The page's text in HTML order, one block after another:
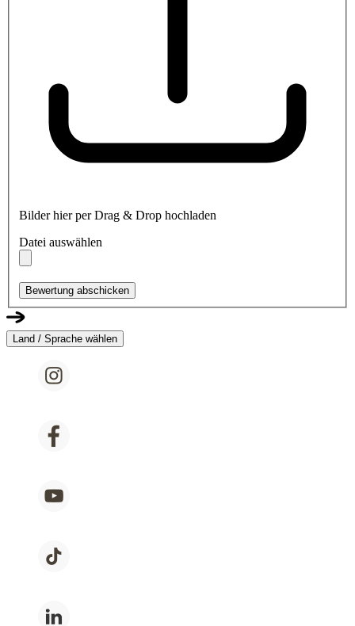
Bilder hier per Drag & Drop hochladen
Datei auswählen
Bewertung abschicken
Land / Sprache wählen